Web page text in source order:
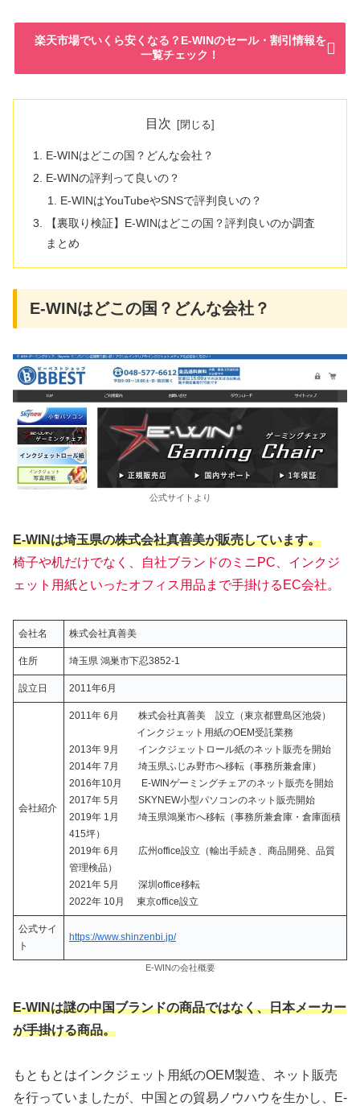
楽天市場でいくら安くなる？E-WINのセール・割引情報を
一覧チェック！
目次
E-WINはどこの国？どんな会社？
E-WINの評判って良いの？
E-WINはYouTubeやSNSで評判良いの？
【裏取り検証】E-WINはどこの国？評判良いのか調査
まとめ
E-WINはどこの国？どんな会社？
公式サイトより
E-WINは埼玉県の株式会社真善美が販売しています。
椅子や机だけでなく、自社ブランドのミニPC、インクジ
ェット用紙といったオフィス用品まで手掛けるEC会社。
会社名 株式会社真善美
住所 埼玉県 鴻巣市下忍3852-1
設立日 2011年6月
会社紹介
2011年 6月 株式会社真善美 設立（東京都豊島区池袋）
インクジェット用紙のOEM受託業務
2013年 9月 インクジェットロール紙のネット販売を開始
2014年 7月 埼玉県ふじみ野市へ移転（事務所兼倉庫）
2016年10月 E-WINゲーミングチェアのネット販売を開始
2017年 5月 SKYNEW小型パソコンのネット販売開始
2019年 1月 埼玉県鴻巣市へ移転（事務所兼倉庫・倉庫面積
415坪）
2019年 6月 広州office設立（輸出手続き、商品開発、品質
管理検品）
2021年 5月 深圳office移転
2022年 10月 東京office設立
公式サイ
ト
https://www.shinzenbi.jp/
E-WINの会社概要
E-WINは謎の中国ブランドの商品ではなく、日本メーカー
が手掛ける商品。
もともとはインクジェット用紙のOEM製造、ネット販売
を行っていましたが、中国との貿易ノウハウを生かし、E-